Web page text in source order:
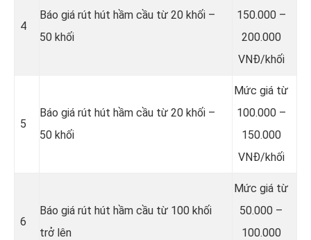
4
Báo giá rút hút hầm cầu từ 20 khối –
50 khối
150.000 –
200.000
VNĐ/khối
5
Báo giá rút hút hầm cầu từ 20 khối –
50 khối
Mức giá từ
100.000 –
150.000
VNĐ/khối
6
Báo giá rút hút hầm cầu từ 100 khối
trở lên
Mức giá từ
50.000 –
100.000